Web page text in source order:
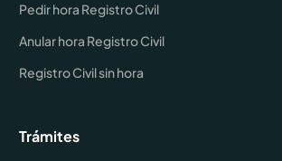
Pedir hora Registro Civil
Anular hora Registro Civil
Registro Civil sin hora
Trámites